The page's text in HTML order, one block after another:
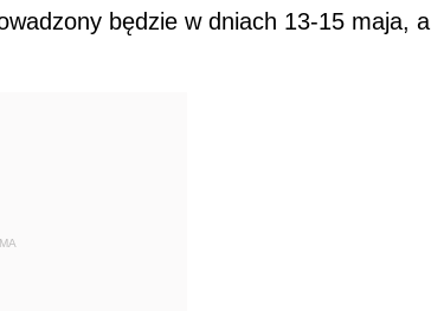
będzie w dniach 13-15 maja, a